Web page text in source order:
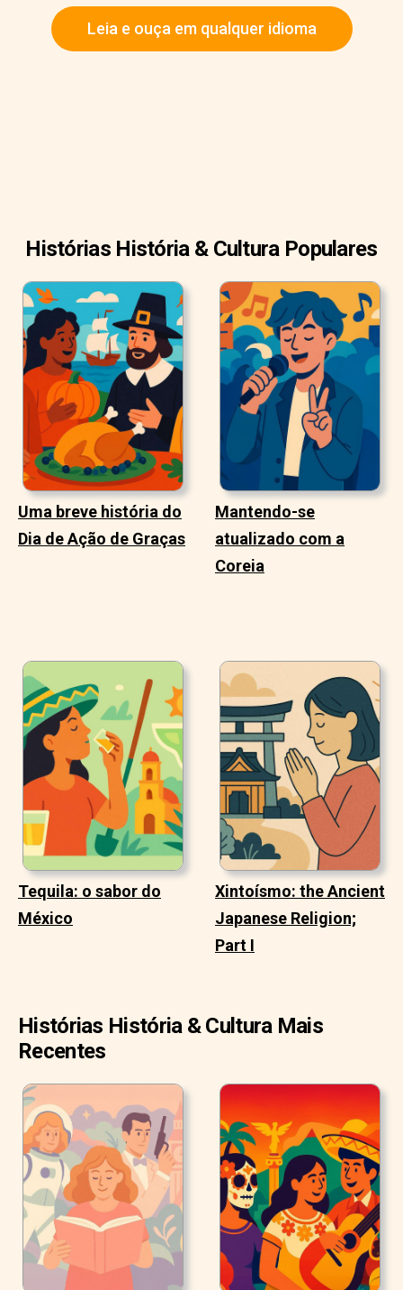
Leia e ouça em qualquer idioma
Histórias História & Cultura Populares
Uma breve história do
Dia de Ação de Graças
Mantendo-se
atualizado com a
Coreia
Tequila: o sabor do
México
Xintoísmo: the Ancient
Japanese Religion;
Part I
Histórias História & Cultura Mais
Recentes